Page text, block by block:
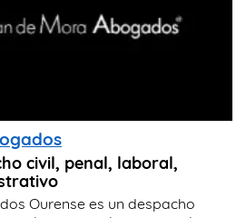
civil, penal, laboral,
Ourense es un despacho